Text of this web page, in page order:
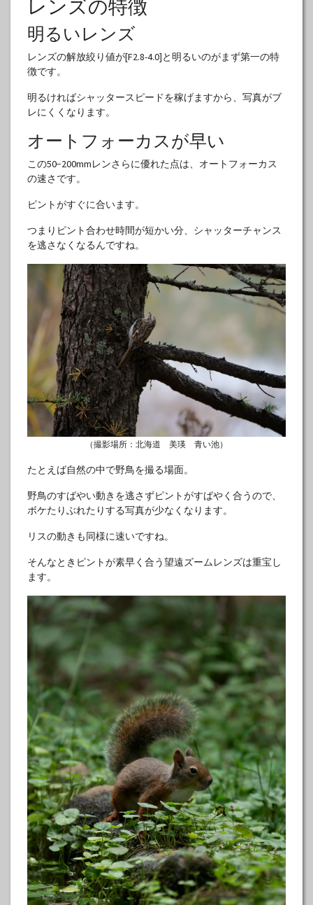
レンズの特徴
明るいレンズ
レンズの解放絞り値が[F2.8-4.0]と明るいのがまず第一の特
徴です。
明るければシャッタースピードを稼げますから、写真がブ
レにくくなります。
オートフォーカスが早い
この50−200mmレンさらに優れた点は、オートフォーカス
の速さです。
ピントがすぐに合います。
つまりピント合わせ時間が短かい分、シャッターチャンス
を逃さなくなるんですね。
（撮影場所：北海道 美瑛 青い池）
たとえば自然の中で野鳥を撮る場面。
野鳥のすばやい動きを逃さずピントがすばやく合うので、
ボケたりぶれたりする写真が少なくなります。
リスの動きも同様に速いですね。
そんなときピントが素早く合う望遠ズームレンズは重宝し
ます。